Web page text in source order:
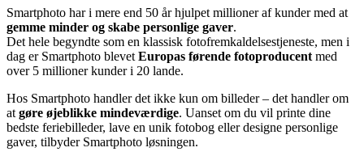
Smartphoto har i mere end 50 år hjulpet millioner af kunder med at
gemme minder og skabe personlige gaver.
Det hele begyndte som en klassisk fotofremkaldelsestjeneste, men i
dag er Smartphoto blevet Europas førende fotoproducent med
over 5 millioner kunder i 20 lande.
Hos Smartphoto handler det ikke kun om billeder – det handler om
at gøre øjeblikke mindeværdige. Uanset om du vil printe dine
bedste feriebilleder, lave en unik fotobog eller designe personlige
gaver, tilbyder Smartphoto løsningen.